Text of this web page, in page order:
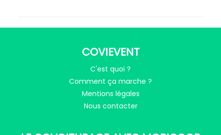
COVIEVENT
C'est quoi ?
Comment ça marche ?
Mentions légales
Nous contacter